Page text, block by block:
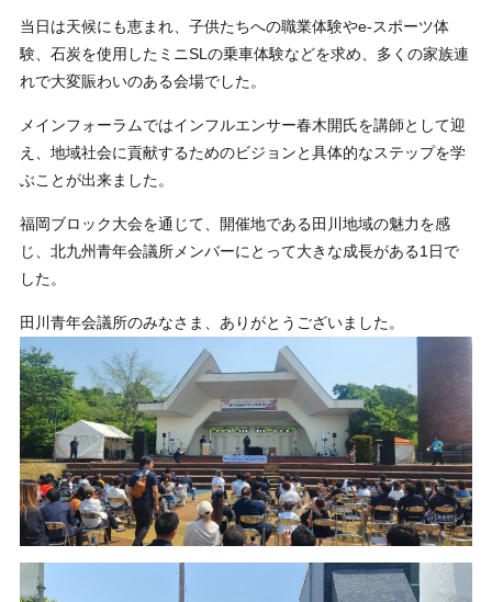
当日は天候にも恵まれ、子供たちへの職業体験やe-スポーツ体
験、石炭を使用したミニSLの乗車体験などを求め、多くの家族連
れで大変賑わいのある会場でした。
メインフォーラムではインフルエンサー春木開氏を講師として迎
え、地域社会に貢献するためのビジョンと具体的なステップを学
ぶことが出来ました。
福岡ブロック大会を通じて、開催地である田川地域の魅力を感
じ、北九州青年会議所メンバーにとって大きな成長がある1日で
した。
田川青年会議所のみなさま、ありがとうございました。